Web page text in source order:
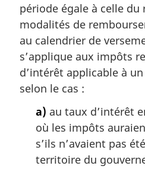
période égale à celle
modalités de
au calendrier de
s’applique aux impôts
d’intérêt applicable à
selon le cas :
a) au taux d’intérêt
où les impôts
s’ils n’avaient pas
territoire du